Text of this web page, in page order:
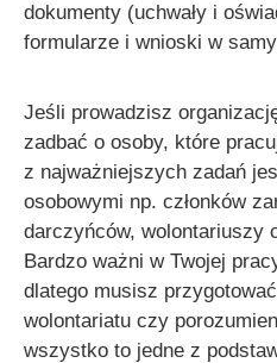
dokumenty (uchwały i
formularze i wnioski w
Jeśli prowadzisz
zadbać o osoby, które
z najważniejszych zadań
osobowymi np. członków
darczyńców, wolontariuszy
Bardzo ważni w Twojej
dlatego musisz
wolontariatu czy
wszystko to jedne z